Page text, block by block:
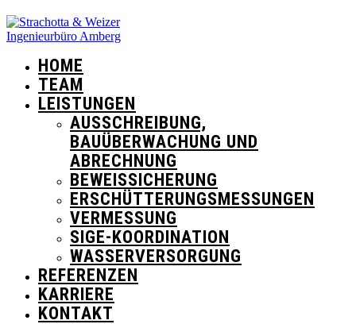
HOME
TEAM
LEISTUNGEN
AUSSCHREIBUNG,
BAUÜBERWACHUNG UND
ABRECHNUNG
BEWEISSICHERUNG
ERSCHÜTTERUNGSMESSUNGEN
VERMESSUNG
SIGE-KOORDINATION
WASSERVERSORGUNG
REFERENZEN
KARRIERE
KONTAKT